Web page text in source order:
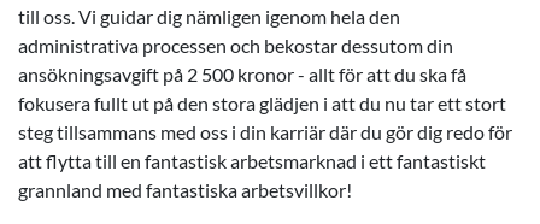
till oss. Vi guidar dig nämligen igenom hela den
administrativa processen och bekostar dessutom din
ansökningsavgift på 2 500 kronor - allt för att du ska få
fokusera fullt ut på den stora glädjen i att du nu tar ett stort
steg tillsammans med oss i din karriär där du gör dig redo för
att flytta till en fantastisk arbetsmarknad i ett fantastiskt
grannland med fantastiska arbetsvillkor!